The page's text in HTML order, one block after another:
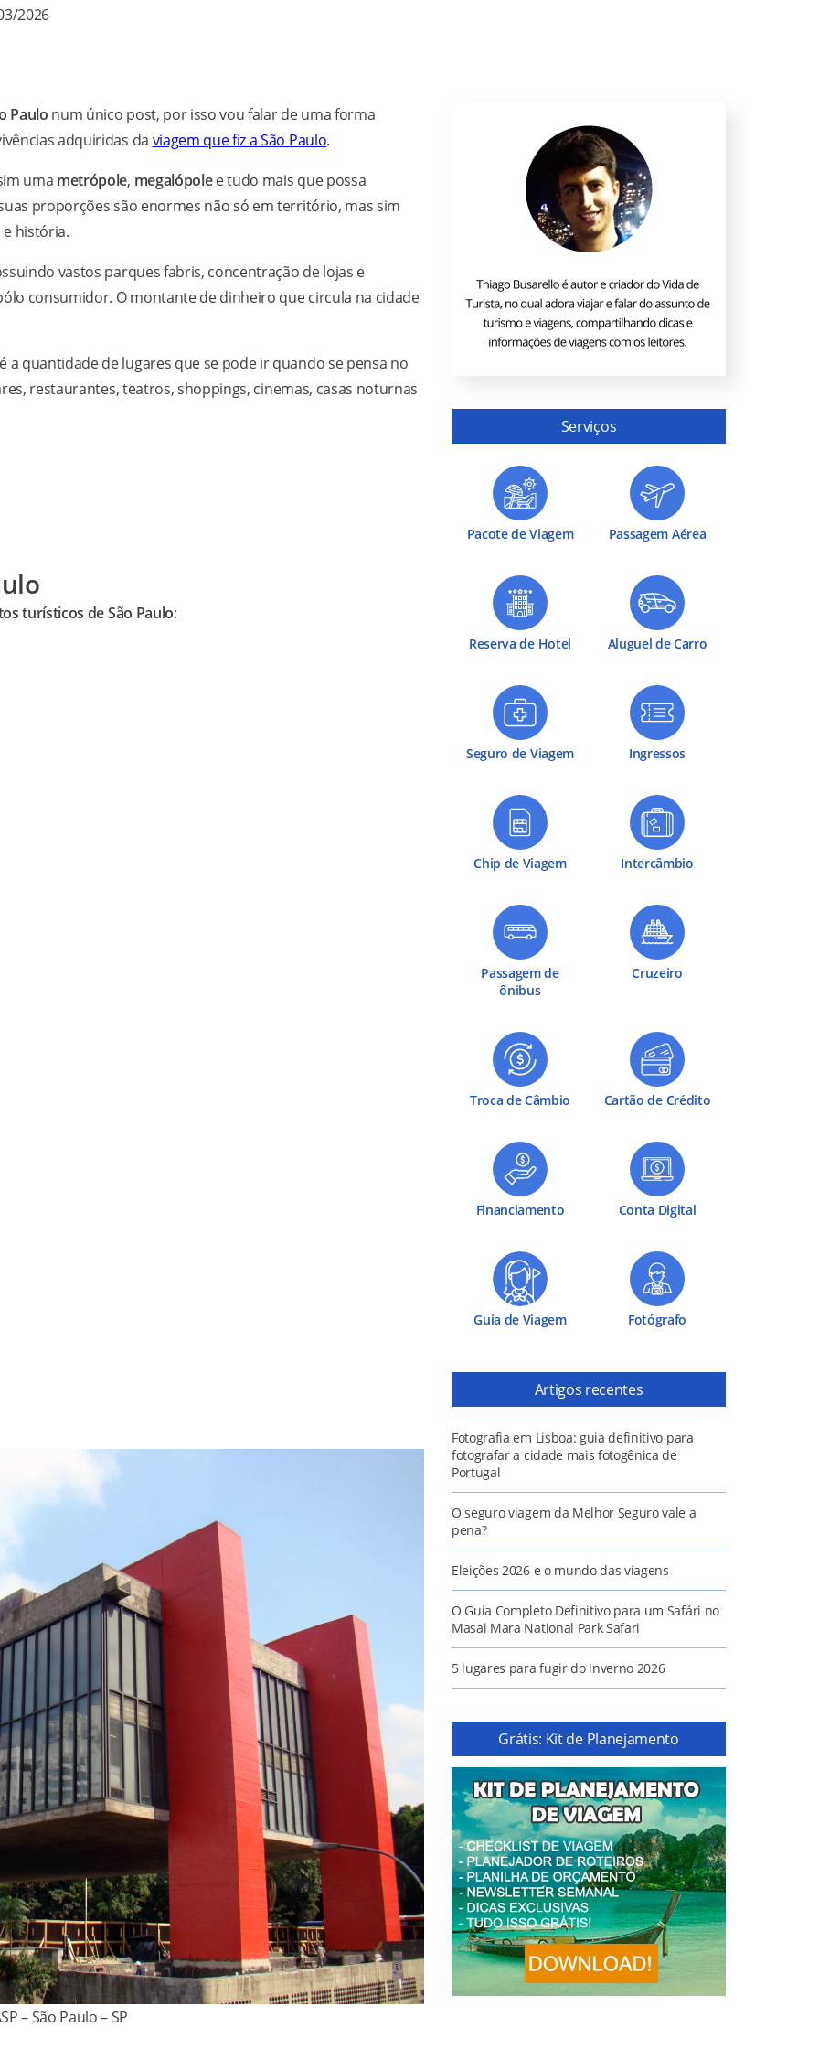
2026
Paulo num único post, por isso vou falar de uma forma
adquiridas da viagem que fiz a São Paulo.
uma metrópole, megalópolee tudo mais que possa
proporções são enormes não só em território, mas sim
história.
vastos parques fabris, concentração de lojas e
consumidor. O montante de dinheiro que circula na cidade
a quantidade de lugares que se pode ir quando se pensa no
restaurantes, teatros, shoppings, cinemas, casas noturnas
turísticos de São Paulo:
– São Paulo – SP
Serviços
Pacote de Viagem Passagem Aérea
Reserva de Hotel Aluguel de Carro
Seguro de Viagem Ingressos
Chip de Viagem Intercâmbio
Passagem de
ônibus
Cruzeiro
Troca de Câmbio Cartão de Crédito
Financiamento Conta Digital
Guia de Viagem Fotógrafo
Artigos recentes
Fotografia em Lisboa: guia definitivo para
fotografar a cidade mais fotogênica de
Portugal
O seguro viagem da Melhor Seguro vale a
pena?
Eleições 2026 e o mundo das viagens
O Guia Completo Definitivo para um Safári no
Masai Mara National Park Safari
5 lugares para fugir do inverno 2026
Grátis: Kit de Planejamento